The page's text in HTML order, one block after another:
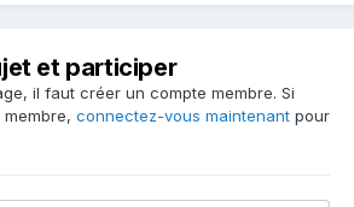
et participer
il faut créer un compte membre. Si
connectez-vous maintenant pour